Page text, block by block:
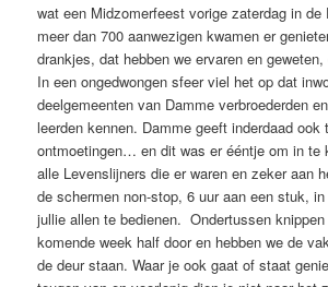
wat een Midzomerfeest vorige zaterdag in de
meer dan 700 aanwezigen kwamen er
drankjes, dat hebben we ervaren en
In een ongedwongen sfeer viel het op dat
deelgemeenten van Damme verbroederden
leerden kennen. Damme geeft inderdaad
ontmoetingen… en dit was er ééntje om in te
alle Levenslijners die er waren en zeker aan
de schermen non-stop, 6 uur aan een stuk,
jullie allen te bedienen. Ondertussen
komende week half door en hebben we de
de deur staan. Waar je ook gaat of staat